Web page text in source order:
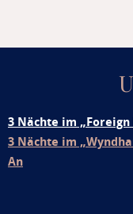
3 Nächte im
3 Nächte im
An